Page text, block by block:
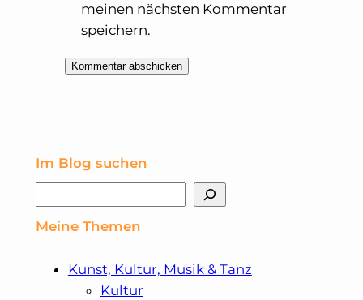
meinen nächsten Kommentar
speichern.
Im Blog suchen
Meine Themen
Kunst, Kultur, Musik & Tanz
Kultur